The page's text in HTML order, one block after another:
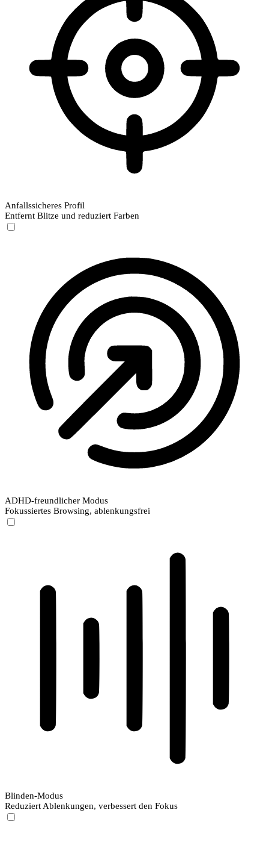
Anfallssicheres Profil
Entfernt Blitze und reduziert Farben
ADHD-freundlicher Modus
Fokussiertes Browsing, ablenkungsfrei
Blinden-Modus
Reduziert Ablenkungen, verbessert den Fokus